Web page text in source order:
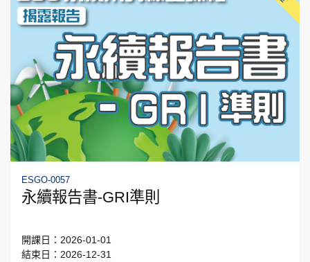
ESGO-0057
永續報告書-GRI準則
開課日：2026-01-01
結束日：2026-12-31